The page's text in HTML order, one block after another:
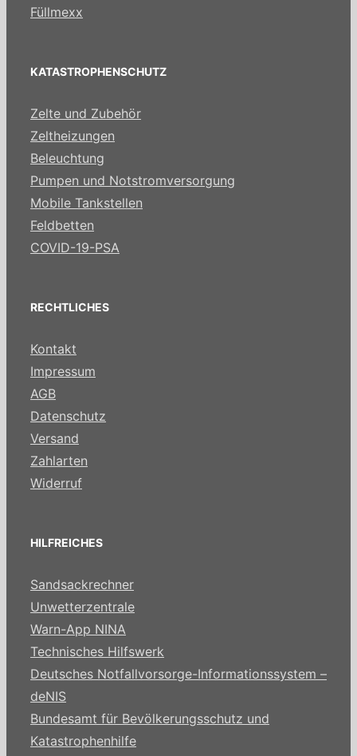
Füllmexx
KATASTROPHENSCHUTZ
Zelte und Zubehör
Zeltheizungen
Beleuchtung
Pumpen und Notstromversorgung
Mobile Tankstellen
Feldbetten
COVID-19-PSA
RECHTLICHES
Kontakt
Impressum
AGB
Datenschutz
Versand
Zahlarten
Widerruf
HILFREICHES
Sandsackrechner
Unwetterzentrale
Warn-App NINA
Technisches Hilfswerk
Deutsches Notfallvorsorge-Informationssystem –
deNIS
Bundesamt für Bevölkerungsschutz und
Katastrophenhilfe